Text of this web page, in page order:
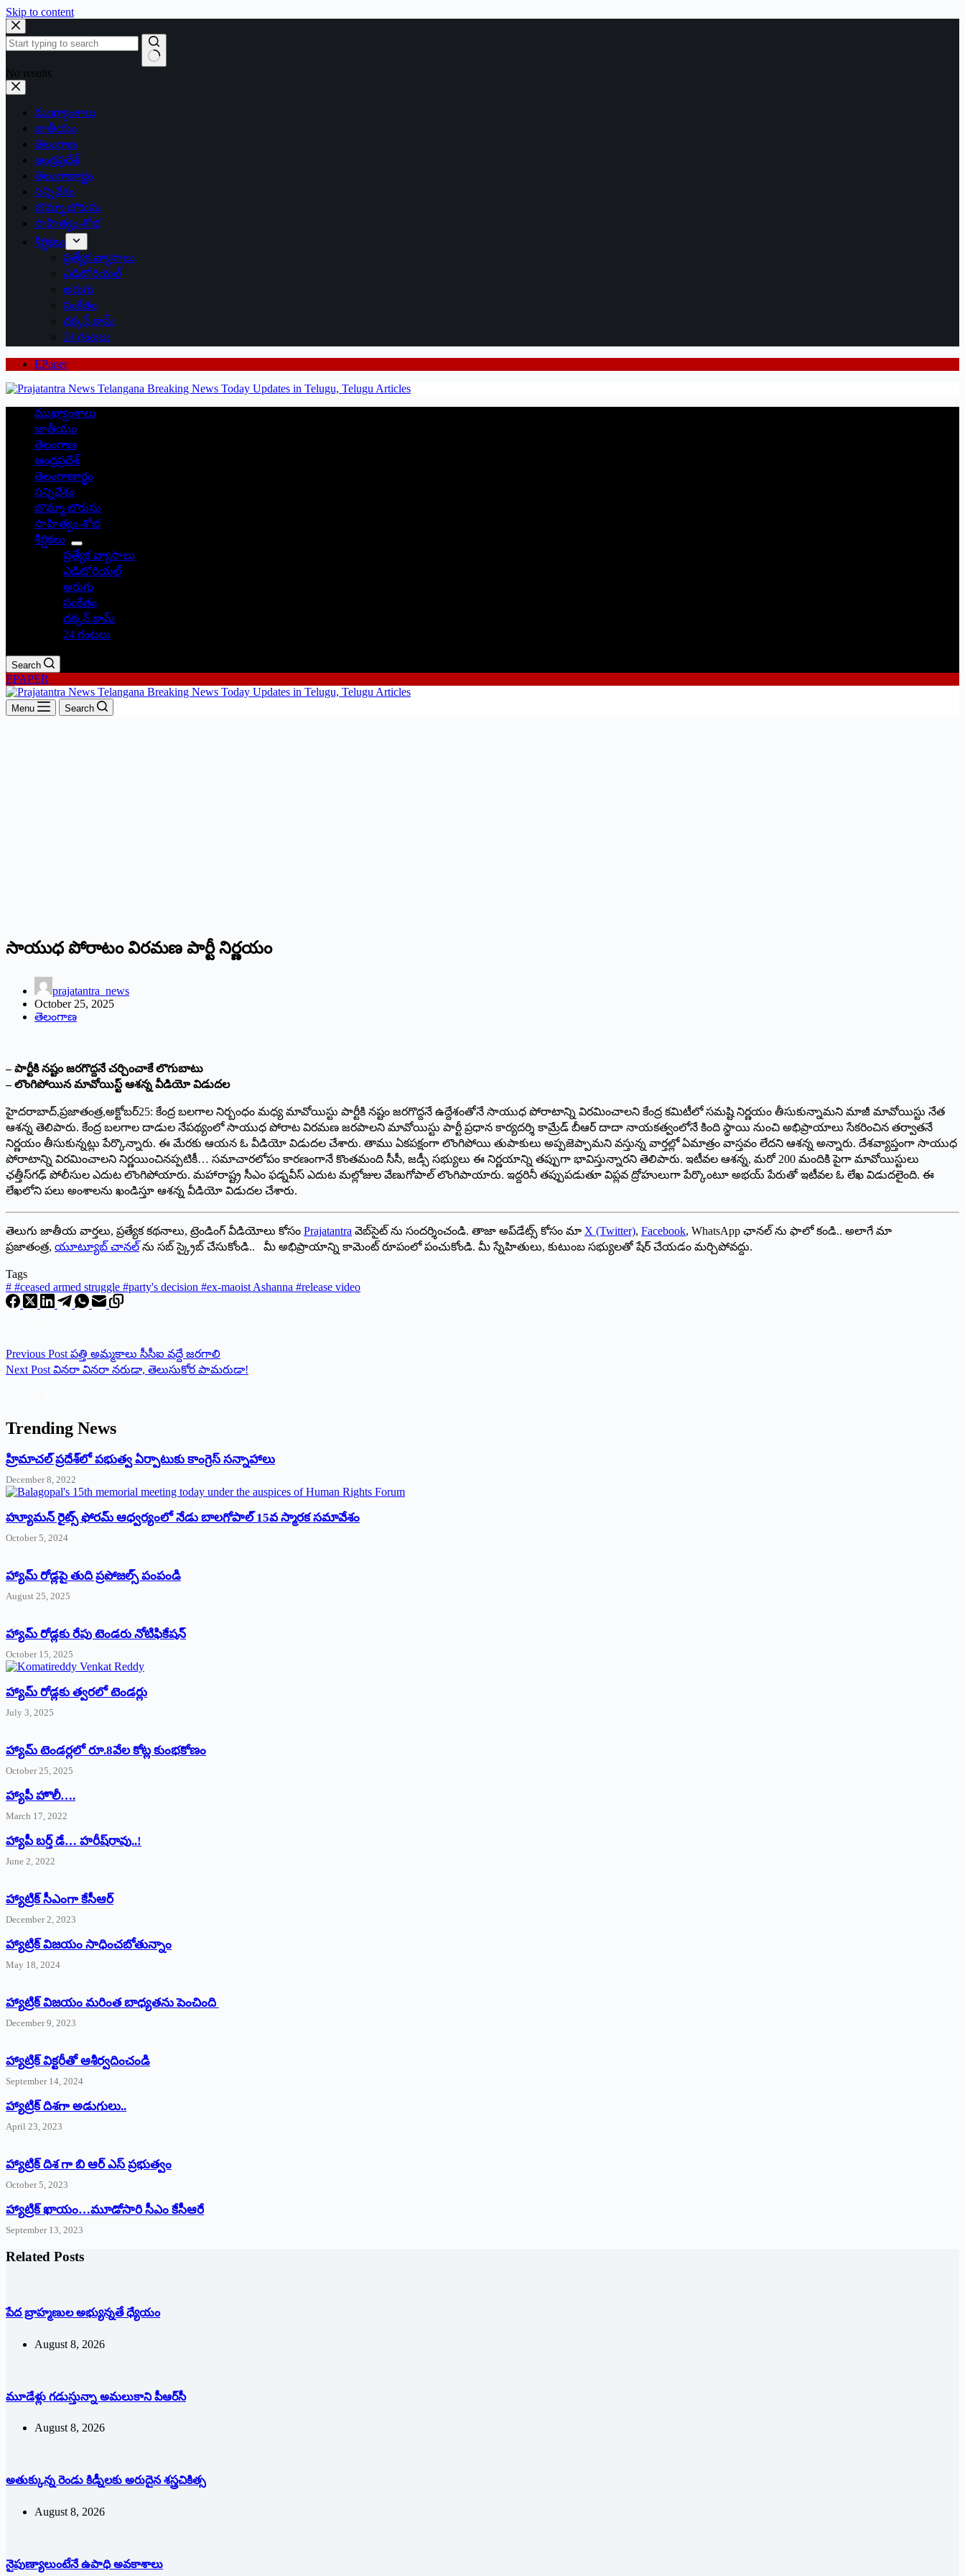
Skip to content
No results
ముఖ్యాంశాలు
జాతీయం
తెలంగాణ
ఆంధ్రప్రదేశ్
తెలంగాణార్థం
సన్నివేశం
బొమ్మా బొరుసు
సాహిత్యం-శోభ
శీర్షికలు
ప్రత్యేక వ్యాసాలు
ఎడిటోరియల్
అరుగు
సంకేతం
దక్కన్.కామ్
24 గంటలు
EPaper
ముఖ్యాంశాలు
జాతీయం
తెలంగాణ
ఆంధ్రప్రదేశ్
తెలంగాణార్థం
సన్నివేశం
బొమ్మా బొరుసు
సాహిత్యం-శోభ
శీర్షికలు
ప్రత్యేక వ్యాసాలు
ఎడిటోరియల్
అరుగు
సంకేతం
దక్కన్.కామ్
24 గంటలు
Search
EPAPER
Menu Search
సాయుధ పోరాటం విరమణ పార్టీ నిర్ణయం
prajatantra_news
October 25, 2025
తెలంగాణ
– పార్టీకి నష్టం జరగొద్దనే చర్చించాకే లొగుబాటు
– లొంగిపోయిన మావోయిస్ట్ ఆశన్న వీడియో విడుదల
హైదరాబాద్‌,‌ప్రజాతంత్ర,అక్టోబర్‌25: ‌కేంద్ర బలగాల నిర్బంధం మధ్య మావోయిస్టు పార్టీకి నష్టం జరగొద్దనే ఉద్దేశంతోనే సాయుధ పోరాటాన్ని విరమించాలని కేంద్ర కమిటీలో సమష్టి నిర్ణయం తీసుకున్నామని మాజీ మావోయిస్టు నేత
ఆశన్న తెలిపారు. కేంద్ర బలగాల దాడుల నేపథ్యంలో సాయుధ పోరాట విరమణ జరపాలని మావోయిస్టు పార్టీ ప్రధాన కార్యదర్శి కామ్రేడ్‌ ‌బీఆర్‌ ‌దాదా నాయకత్వంలోనే కింది స్థాయి నుంచి అభిప్రాయాలు సేకరించిన తర్వాతనే
నిర్ణయం తీసుకున్నట్లు పేర్కొన్నారు. ఈ మేరకు ఆయన ఓ వీడియో విడుదల చేశారు. తాము ఏకపక్షంగా లొంగిపోయి తుపాకులు అప్పజెప్పామని వస్తున్న వార్తల్లో ఏమాత్రం వాస్తవం లేదని ఆశన్న అన్నారు. దేశవ్యాప్తంగా సాయుధ
పోరాటాన్ని విరమించాలని నిర్ణయించినప్పటికీ… సమాచారలోపం కారణంగానే కొంతమంది సీసీ, జడ్సీ సభ్యులు ఈ నిర్ణయాన్ని తప్పుగా భావిస్తున్నారని తెలిపారు. ఇటీవల ఆశన్న, మరో 200 మందికి పైగా మావోయిస్టులు
ఛత్తీస్‌గఢ్‌ ‌పోలీసుల ఎదుట లొంగిపోయారు. మహారాష్ట్ర సీఎం ఫడ్నవీస్‌ ఎదుట మల్లోజుల వేణుగోపాల్‌ ‌లొంగిపాయారు. ఇద్దరినీ తప్పుపడుతూ విప్లవ ద్రోహులుగా పేర్కొంటూ అభయ్‌ ‌పేరుతో ఇటీవల ఓ లేఖ విడుదలైంది. ఈ
లేఖలోని పలు అంశాలను ఖండిస్తూ ఆశన్న వీడియో విడుదల చేశారు.
తెలుగు జాతీయ వార్తలు, ప్రత్యేక కథనాలు, ట్రెండింగ్ వీడియోలు కోసం Prajatantra వెబ్‌సైట్ ను సందర్శించండి. తాజా అప్‌డేట్స్ కోసం మా X (Twitter), Facebook, WhatsApp ఛానల్ ను ఫాలో కండి.. అలాగే మా
ప్రజాతంత్ర, యూట్యూబ్ చానల్ ను సబ్ స్క్రైబ్ చేసుకోండి.. మీ అభిప్రాయాన్ని కామెంట్ రూపంలో పంచుకోండి. మీ స్నేహితులు, కుటుంబ సభ్యులతో షేర్ చేయడం మర్చిపోవద్దు.
Tags
# #ceased armed struggle #party's decision #ex-maoist Ashanna #release video
Previous Post పత్తి అమ్మకాలు సీసీఐ వద్దే జరగాలి
Next Post వినరా వినరా నరుడా, తెలుసుకోర పామరుడా!
Trending News
‌హ్రిమాచల్‌ ‌ప్రదేశ్‌లో పభుత్వ ఏర్పాటుకు కాంగ్రెస్‌ ‌సన్నాహాలు
December 8, 2022
హ్యూమన్‌ రైట్స్‌ ఫోరమ్‌ ఆధ్వర్యంలో నేడు బాలగోపాల్‌ 15వ స్మారక సమావేశం
October 5, 2024
హ్యామ్‌ రోడ్లపై తుది ప్రపోజల్స్‌ పంపండి
August 25, 2025
హ్యామ్‌ రోడ్లకు రేపు టెండరు నోటిఫికేషన్‌
October 15, 2025
హ్యామ్‌ రోడ్లకు త్వరలో టెండర్లు
July 3, 2025
హ్యామ్‌ ‌టెండర్లలో రూ.8వేల కోట్ల కుంభకోణం
October 25, 2025
హ్యాపీ హొలీ….
March 17, 2022
హ్యాపీ బర్త్ ‌డే… హరీష్‌రావు..!
June 2, 2022
హ్యాట్రిక్‌ ‌సీఎంగా కేసీఆర్‌
December 2, 2023
హ్యాట్రిక్‌ విజయం సాధించబోతున్నాం
May 18, 2024
హ్యాట్రిక్ విజయం మరింత బాధ్యతను పెంచింది
December 9, 2023
హ్యాట్రిక్‌ ‌విక్టరీతో ఆశీర్వదించండి
September 14, 2024
‌హ్యాట్రిక్‌ ‌దిశగా అడుగులు..
April 23, 2023
హ్యాట్రిక్ దిశ గా బి ఆర్ ఎస్ ప్రభుత్వం
October 5, 2023
హ్యాట్రిక్‌ ‌ఖాయం…మూడోసారి సీఎం కేసీఆరే
September 13, 2023
Related Posts
పేద బ్రాహ్మణుల అభ్యున్నతే ధ్యేయం
August 8, 2026
మూడేళ్లు గ‌డుస్తున్నా అమ‌లుకాని పీఆర్‌సీ
August 8, 2026
అతుక్కున్న రెండు కిడ్నీలకు అరుదైన శస్త్రచికిత్స
August 8, 2026
నైపుణ్యాలుంటేనే ఉపాధి అవకాశాలు